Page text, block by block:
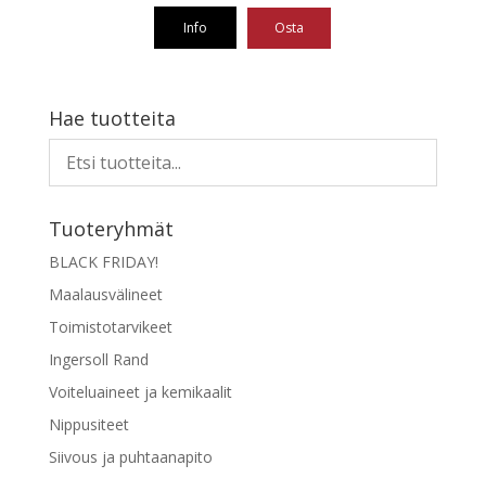
93,57 €.
70,18 €.
Info Osta
Hae tuotteita
Tuoteryhmät
BLACK FRIDAY!
Maalausvälineet
Toimistotarvikeet
Ingersoll Rand
Voiteluaineet ja kemikaalit
Nippusiteet
Siivous ja puhtaanapito